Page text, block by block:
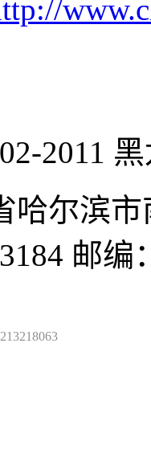
2011
哈尔滨
邮编